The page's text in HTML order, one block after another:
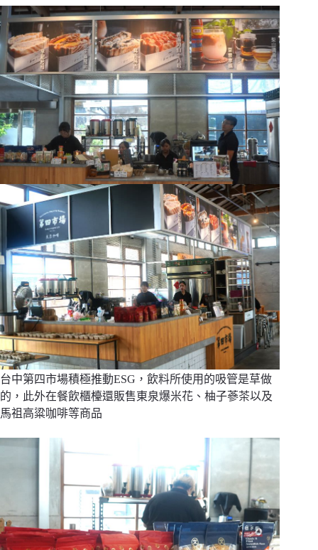
台中第四市場積極推動ESG，飲料所使用的吸管是草做
的，此外在餐飲櫃檯還販售東泉爆米花、柚子蔘茶以及
馬祖高粱咖啡等商品